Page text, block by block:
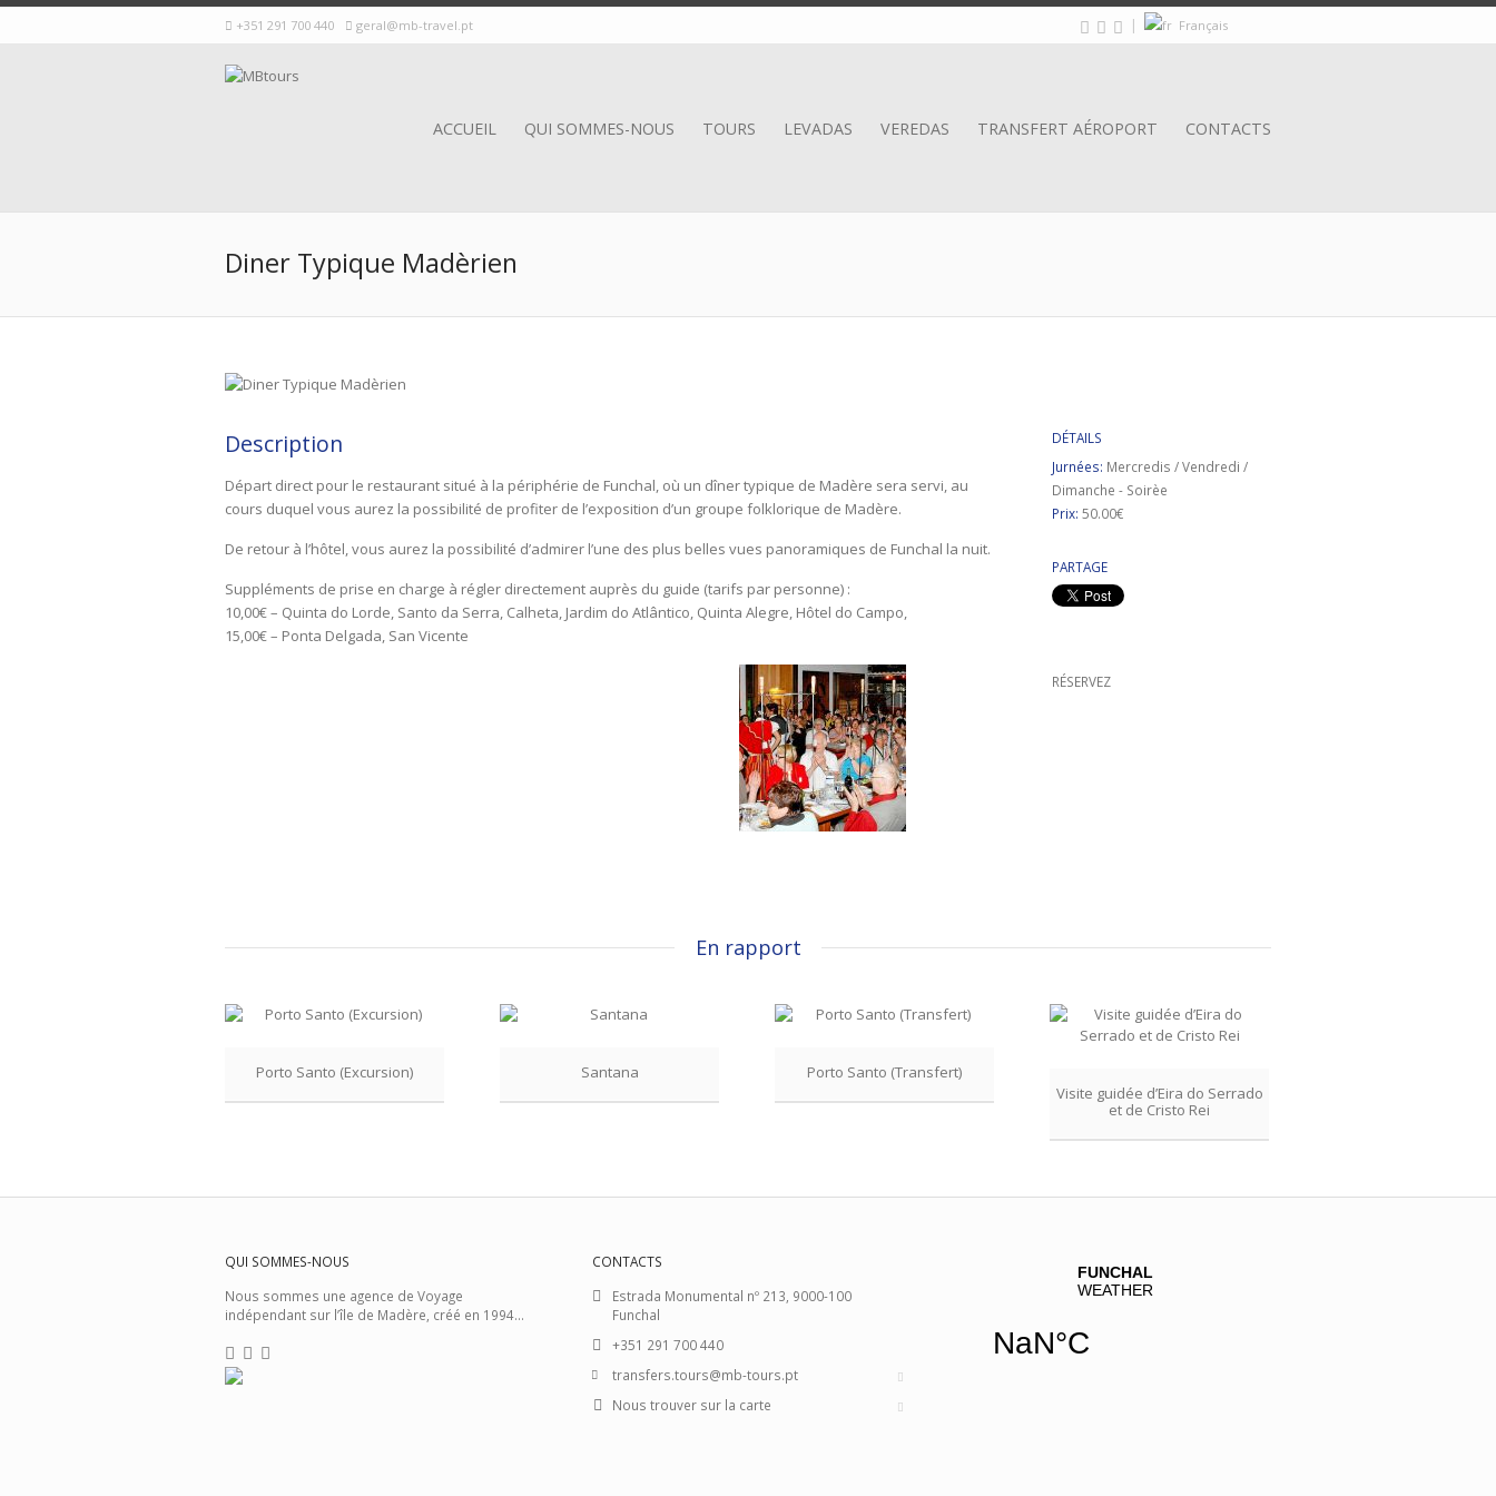
+351 291 700 440 geral@mb-travel.pt | Français
ACCUEIL QUI SOMMES-NOUS TOURS LEVADAS VEREDAS TRANSFERT AÉROPORT CONTACTS
Diner Typique Madèrien
Description
Départ direct pour le restaurant situé à la périphérie de Funchal, où un dîner typique de Madère sera servi, au
cours duquel vous aurez la possibilité de profiter de l’exposition d’un groupe folklorique de Madère.
De retour à l’hôtel, vous aurez la possibilité d’admirer l’une des plus belles vues panoramiques de Funchal la nuit.
Suppléments de prise en charge à régler directement auprès du guide (tarifs par personne) :
10,00€ – Quinta do Lorde, Santo da Serra, Calheta, Jardim do Atlântico, Quinta Alegre, Hôtel do Campo,
15,00€ – Ponta Delgada, San Vicente
DÉTAILS
Jurnées: Mercredis / Vendredi /
Dimanche - Soirèe
Prix: 50.00€
PARTAGE
RÉSERVEZ
En rapport
Porto Santo (Excursion) Santana
Porto Santo (Transfert)
Visite guidée d’Eira do Serrado
et de Cristo Rei
QUI SOMMES-NOUS
Nous sommes une agence de Voyage
indépendant sur l’île de Madère, créé en 1994...
CONTACTS
Estrada Monumental nº 213, 9000-100
Funchal
+351 291 700 440
transfers.tours@mb-tours.pt
Nous trouver sur la carte